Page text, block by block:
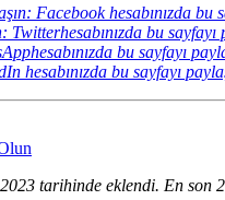
Facebook hesabınızda bu
Twitterhesabınızda bu sayfayı
bu sayfayı
hesabınızda bu sayfayı
tarihinde eklendi. En son